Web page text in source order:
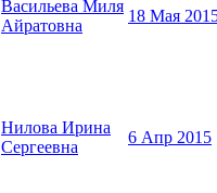
Васильева Миля
Айратовна
18 Мая
Нилова Ирина
Сергеевна
6 Апр 2015